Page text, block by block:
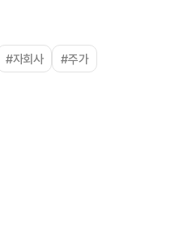
#자회사 #주가